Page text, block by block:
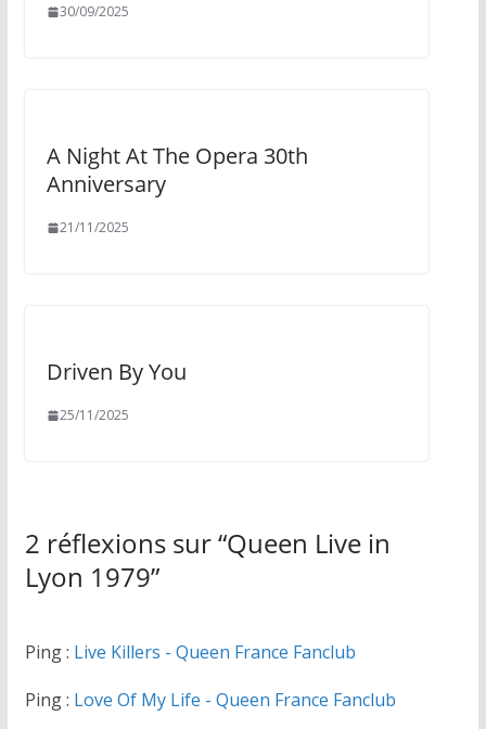
30/09/2025
A Night At The Opera 30th
Anniversary
21/11/2025
Driven By You
25/11/2025
2 réflexions sur “Queen Live in
Lyon 1979”
Ping : Live Killers - Queen France Fanclub
Ping : Love Of My Life - Queen France Fanclub